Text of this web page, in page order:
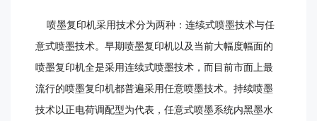
喷墨复印机采用技术分为两种：连续式喷墨技术与任
意式喷墨技术。早期喷墨复印机以及当前大幅度幅面的
喷墨复印机全是采用连续式喷墨技术，而目前市面上最
流行的喷墨复印机都普遍采用任意喷墨技术。持续喷墨
技术以正电荷调配型为代表，任意式喷墨系统内黑墨水